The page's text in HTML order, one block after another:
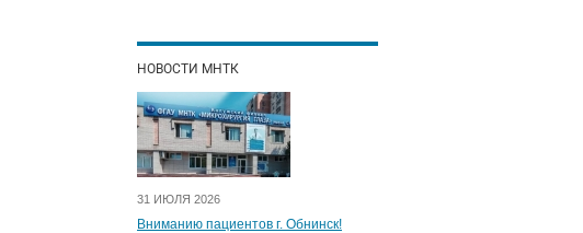
НОВОСТИ МНТК
31 ИЮЛЯ 2026
Вниманию пациентов г. Обнинск!